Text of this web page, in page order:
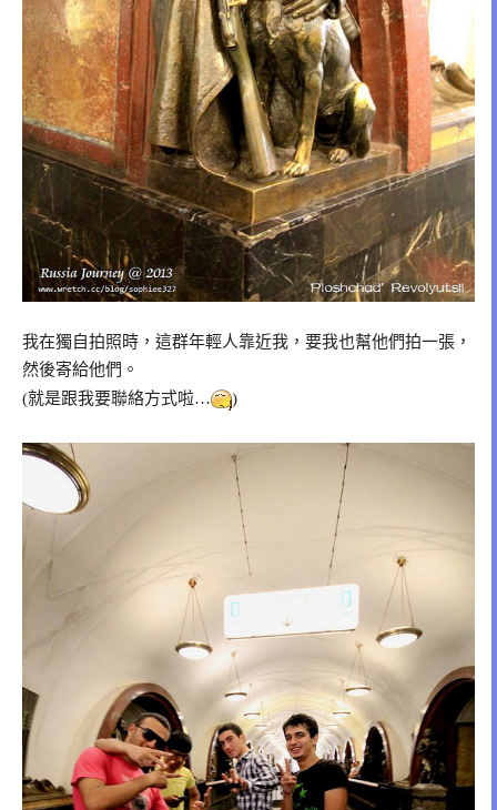
我在獨自拍照時，這群年輕人靠近我，要我也幫他們拍一張，
然後寄給他們。
(就是跟我要聯絡方式啦…
)